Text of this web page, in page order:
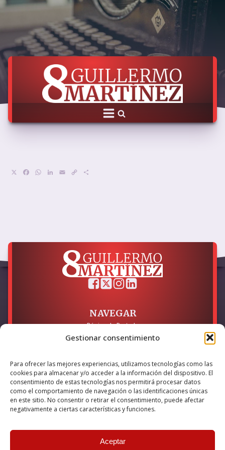
Gestionar consentimiento
Para ofrecer las mejores experiencias, utilizamos tecnologías como las
cookies para almacenar y/o acceder a la información del dispositivo. El
consentimiento de estas tecnologías nos permitirá procesar datos
como el comportamiento de navegación o las identificaciones únicas
en este sitio. No consentir o retirar el consentimiento, puede afectar
negativamente a ciertas características y funciones.
Aceptar
Facebook
WhatsApp
LinkedIn
EmailCopy
NAVEGAR
Página de Portada
Sobre mí / Contacto
LEGAL
Política de Privacidad
Política de Cookies
Accesibilidad
Esta empresa ha sido beneficiaria del bono Kit Digital y lo ha
internet, financiado por la Unión Europea – NextGeneration EU